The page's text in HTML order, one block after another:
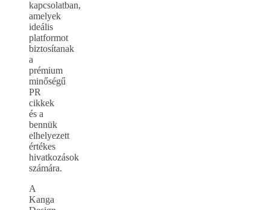
kapcsolatban,
amelyek
ideális
platformot
biztosítanak
a
prémium
minőségű
PR
cikkek
és a
bennük
elhelyezett
értékes
hivatkozások
számára.
A
Kanga